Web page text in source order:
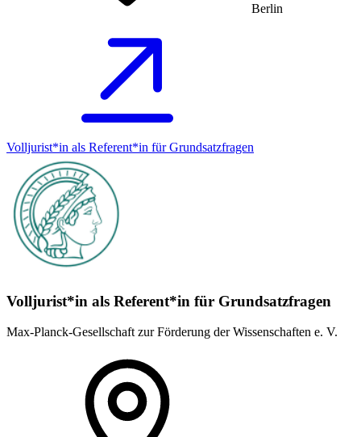
Berlin
Volljurist*in als Referent*in für Grundsatz­fragen
Volljurist*in als Referent*in für Grundsatz­fragen
Max-Planck-Gesellschaft zur Förderung der Wissenschaften e. V.